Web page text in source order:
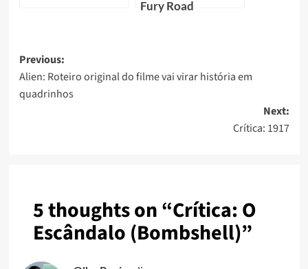
Fury Road
Previous:
Alien: Roteiro original do filme vai virar história em
quadrinhos
Next:
Crítica: 1917
5 thoughts on “Crítica: O
Escândalo (Bombshell)”